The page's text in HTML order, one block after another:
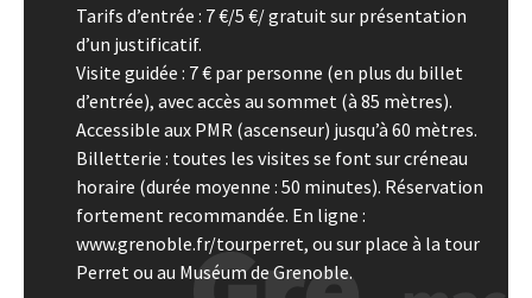
Tarifs d’entrée : 7 €/5 €/ gratuit sur présentation
d’un justificatif.
Visite guidée : 7 € par personne (en plus du billet
d’entrée), avec accès au sommet (à 85 mètres).
Accessible aux PMR (ascenseur) jusqu’à 60 mètres.
Billetterie : toutes les visites se font sur créneau
horaire (durée moyenne : 50 minutes). Réservation
fortement recommandée. En ligne :
www.grenoble.fr/tourperret, ou sur place à la tour
Perret ou au Muséum de Grenoble.